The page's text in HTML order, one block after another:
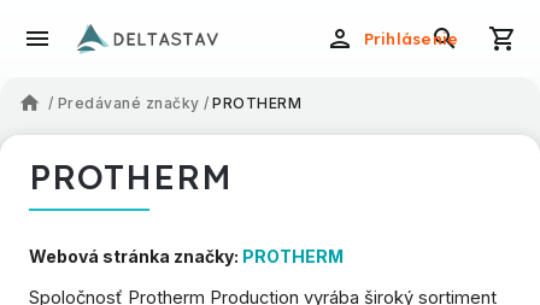
Prihlásenie
/ Predávané značky / PROTHERM
PROTHERM
Webová stránka značky: PROTHERM
Spoločnosť Protherm Production vyrába široký sortiment